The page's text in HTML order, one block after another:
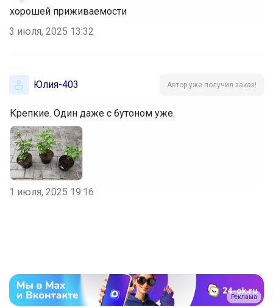
‌хорошей приживаемости
3 июля, 2025 13:32
Юлия-403 Автор уже получил заказ!
Крепкие. Один даже с бутоном уже.
1 июля, 2025 19:16
Реклама